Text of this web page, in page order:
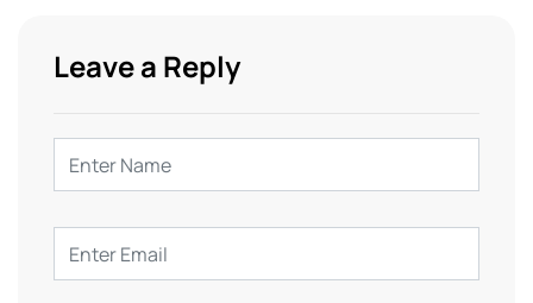
Leave a Reply